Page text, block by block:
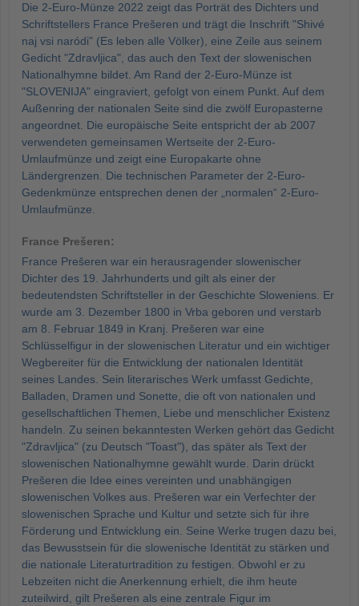
Die 2-Euro-Münze 2022 zeigt das Porträt des Dichters und
Schriftstellers France Prešeren und trägt die Inschrift "Shivé
naj vsi naródi" (Es leben alle Völker), eine Zeile aus seinem
Gedicht "Zdravljica", das auch den Text der slowenischen
Nationalhymne bildet. Am Rand der 2-Euro-Münze ist
"SLOVENIJA" eingraviert, gefolgt von einem Punkt. Auf dem
Außenring der nationalen Seite sind die zwölf Europasterne
angeordnet. Die europäische Seite entspricht der ab 2007
verwendeten gemeinsamen Wertseite der 2-Euro-
Umlaufmünze und zeigt eine Europakarte ohne
Ländergrenzen. Die technischen Parameter der 2-Euro-
Gedenkmünze entsprechen denen der „normalen“ 2-Euro-
Umlaufmünze.
France Prešeren:
France Prešeren war ein herausragender slowenischer
Dichter des 19. Jahrhunderts und gilt als einer der
bedeutendsten Schriftsteller in der Geschichte Sloweniens. Er
wurde am 3. Dezember 1800 in Vrba geboren und verstarb
am 8. Februar 1849 in Kranj. Prešeren war eine
Schlüsselfigur in der slowenischen Literatur und ein wichtiger
Wegbereiter für die Entwicklung der nationalen Identität
seines Landes. Sein literarisches Werk umfasst Gedichte,
Balladen, Dramen und Sonette, die oft von nationalen und
gesellschaftlichen Themen, Liebe und menschlicher Existenz
handeln. Zu seinen bekanntesten Werken gehört das Gedicht
"Zdravljica" (zu Deutsch "Toast"), das später als Text der
slowenischen Nationalhymne gewählt wurde. Darin drückt
Prešeren die Idee eines vereinten und unabhängigen
slowenischen Volkes aus. Prešeren war ein Verfechter der
slowenischen Sprache und Kultur und setzte sich für ihre
Förderung und Entwicklung ein. Seine Werke trugen dazu bei,
das Bewusstsein für die slowenische Identität zu stärken und
die nationale Literaturtradition zu festigen. Obwohl er zu
Lebzeiten nicht die Anerkennung erhielt, die ihm heute
zuteilwird, gilt Prešeren als eine zentrale Figur im